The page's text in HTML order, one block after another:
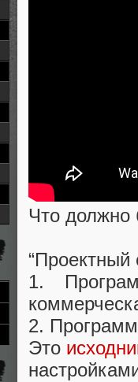
Что должно
“Проектный
1.
2.
Это